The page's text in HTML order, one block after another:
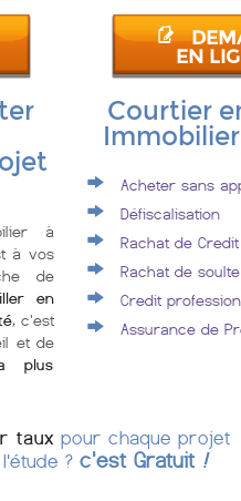
EN
à
à vos
de
en
, c'est
et de
plus
Courtier
Acheter sans
Défiscalisation
Rachat de Credit
Rachat de
Credit
Assurance de
taux pour chaque projet
l'étude ?c'est Gratuit !